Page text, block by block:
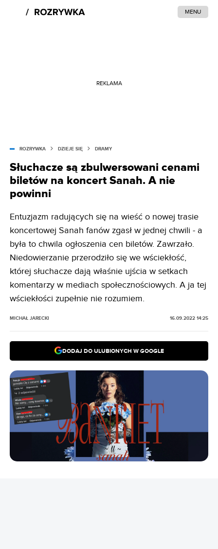
MENU
REKLAMA
ROZRYWKA DZIEJE SIĘ DRAMY
Słuchacze są zbulwersowani cenami
biletów na koncert Sanah. A nie
powinni
Entuzjazm radujących się na wieść o nowej trasie
koncertowej Sanah fanów zgasł w jednej chwili - a
była to chwila ogłoszenia cen biletów. Zawrzało.
Niedowierzanie przerodziło się we wściekłość,
której słuchacze dają właśnie ujścia w setkach
komentarzy w mediach społecznościowych. A ja tej
wściekłości zupełnie nie rozumiem.
MICHAŁ JARECKI 16.09.2022 14:25
DODAJ DO ULUBIONYCH W GOOGLE